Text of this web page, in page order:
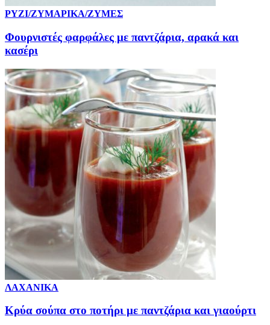
ΡΥΖΙ/ΖΥΜΑΡΙΚΑ/ΖΥΜΕΣ
Φουρνιστές φαρφάλες με παντζάρια, αρακά και
κασέρι
ΛΑΧΑΝΙΚΑ
Κρύα σούπα στο ποτήρι με παντζάρια και γιαούρτι